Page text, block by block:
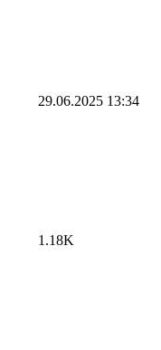
29.06.2025 13:34
1.18K